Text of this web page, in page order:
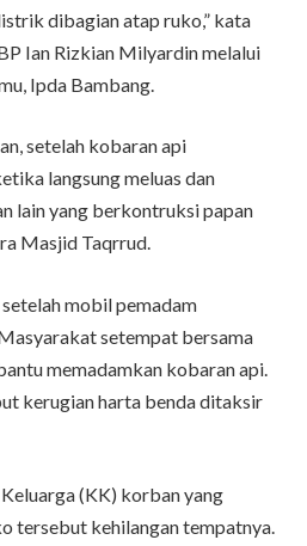
dibagian atap ruko,” kata
Ian Rizkian Milyardin melalui
Ipda Bambang.
setelah kobaran api
langsung meluas dan
lain yang berkontruksi papan
Masjid Taqrrud.
mobil pemadam
setempat bersama
memadamkan kobaran api.
kerugian harta benda ditaksir
(KK) korban yang
tersebut kehilangan tempatnya.